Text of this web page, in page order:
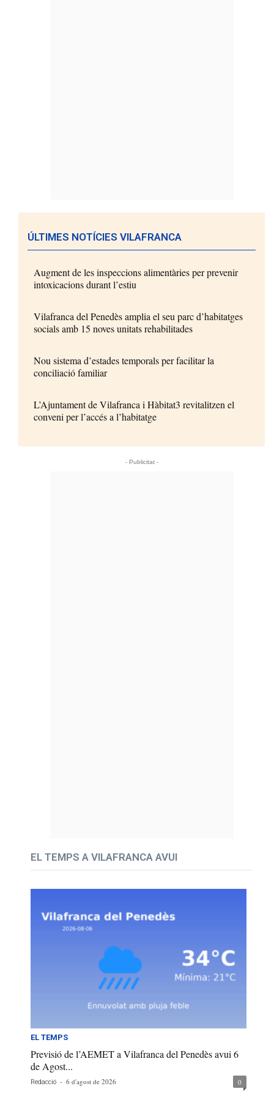
ÚLTIMES NOTÍCIES VILAFRANCA
Augment de les inspeccions alimentàries per prevenir
intoxicacions durant l’estiu
Vilafranca del Penedès amplia el seu parc d’habitatges
socials amb 15 noves unitats rehabilitades
Nou sistema d’estades temporals per facilitar la
conciliació familiar
L’Ajuntament de Vilafranca i Hàbitat3 revitalitzen el
conveni per l’accés a l’habitatge
- Publicitat -
EL TEMPS A VILAFRANCA AVUI
EL TEMPS
Previsió de l’AEMET a Vilafranca del Penedès avui 6
de Agost...
Redacció - 6 d'agost de 2026 0